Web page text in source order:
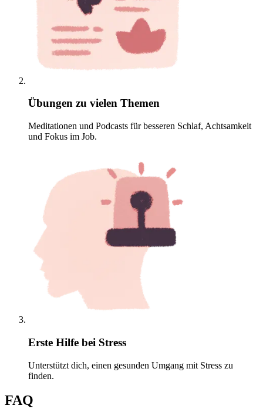
Übungen zu vielen Themen
Meditationen und Podcasts für besseren Schlaf, Achtsamkeit
und Fokus im Job.
Erste Hilfe bei Stress
Unterstützt dich, einen gesunden Umgang mit Stress zu
finden.
FAQ